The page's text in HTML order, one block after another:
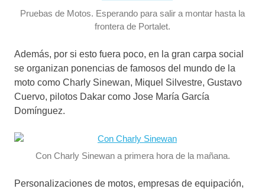
Pruebas de Motos. Esperando para salir a montar hasta la
frontera de Portalet.
Además, por si esto fuera poco, en la gran carpa social
se organizan ponencias de famosos del mundo de la
moto como Charly Sinewan, Miquel Silvestre, Gustavo
Cuervo, pilotos Dakar como Jose María García
Domínguez.
Con Charly Sinewan a primera hora de la mañana.
Personalizaciones de motos, empresas de equipación,